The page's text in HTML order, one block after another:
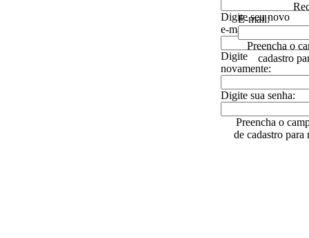
E-mail:
Preencha o
cadastro
Digite seu novo
e-mail:
Digite
novamente:
Digite sua senha:
Preencha o
de cadastro para